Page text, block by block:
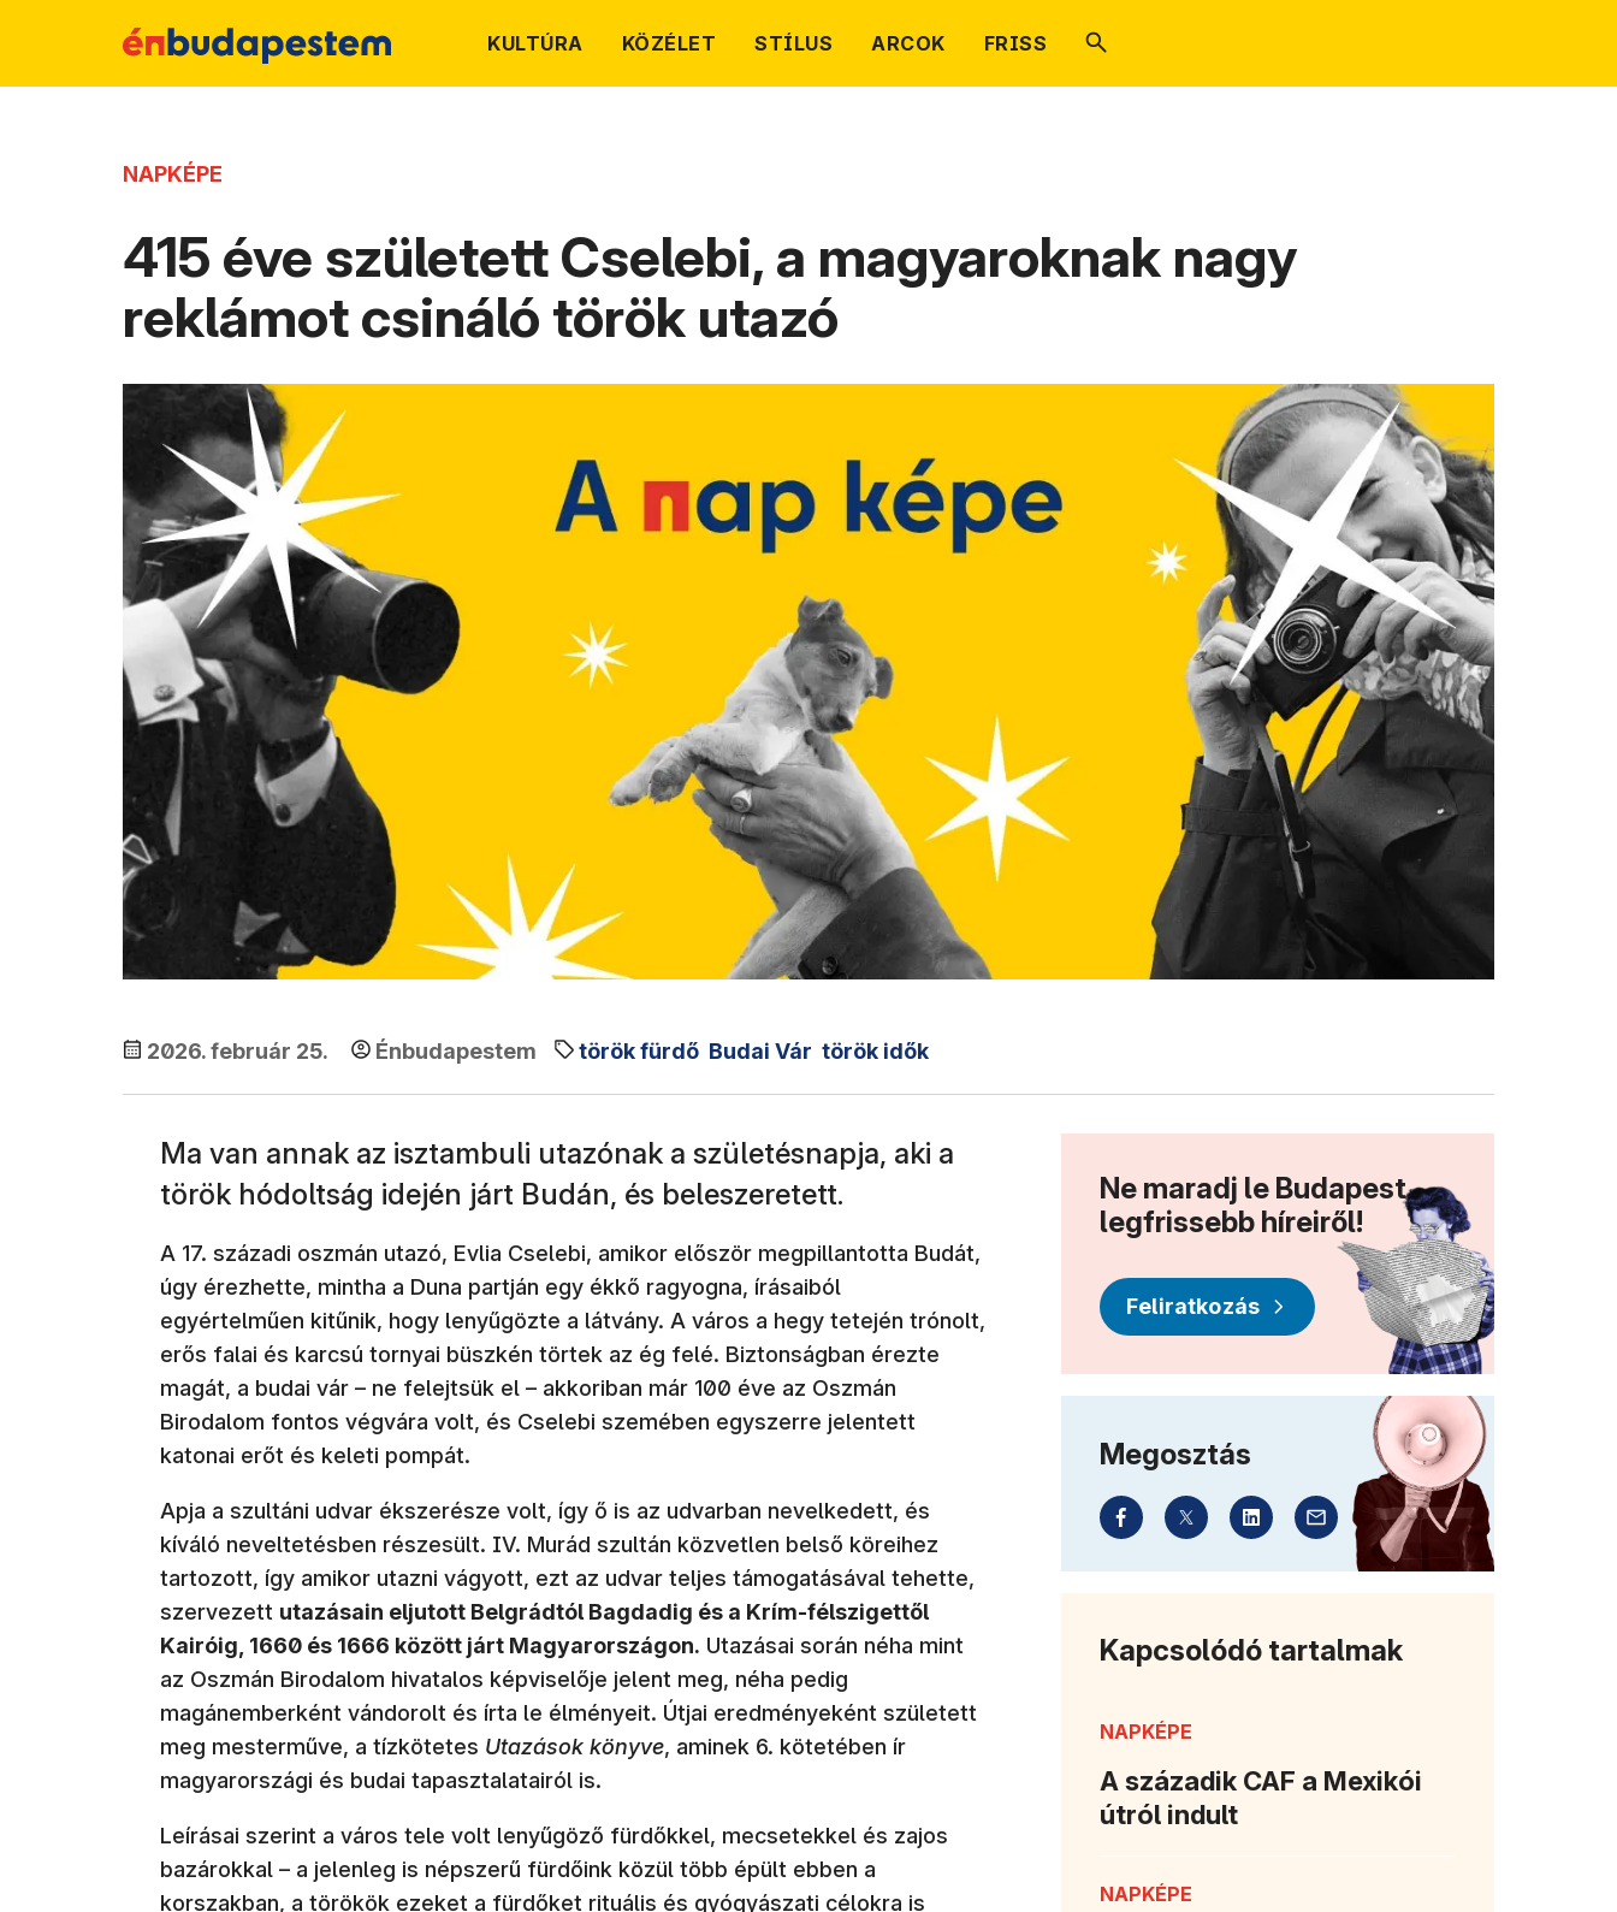
KULTÚRA KÖZÉLET STÍLUS ARCOK FRISS
NAPKÉPE
415 éve született Cselebi, a magyaroknak nagy
reklámot csináló török utazó
2026. február 25. Énbudapestem török fürdő Budai Vár török idők
Ma van annak az isztambuli utazónak a születésnapja, aki a
török hódoltság idején járt Budán, és beleszeretett.
A 17. századi oszmán utazó, Evlia Cselebi, amikor először megpillantotta Budát,
úgy érezhette, mintha a Duna partján egy ékkő ragyogna, írásaiból
egyértelműen kitűnik, hogy lenyűgözte a látvány. A város a hegy tetején trónolt,
erős falai és karcsú tornyai büszkén törtek az ég felé. Biztonságban érezte
magát, a budai vár – ne felejtsük el – akkoriban már 100 éve az Oszmán
Birodalom fontos végvára volt, és Cselebi szemében egyszerre jelentett
katonai erőt és keleti pompát.
Apja a szultáni udvar ékszerésze volt, így ő is az udvarban nevelkedett, és
kíváló neveltetésben részesült. IV. Murád szultán közvetlen belső köreihez
tartozott, így amikor utazni vágyott, ezt az udvar teljes támogatásával tehette,
szervezett utazásain eljutott Belgrádtól Bagdadig és a Krím-félszigettől
Kairóig, 1660 és 1666 között járt Magyarországon. Utazásai során néha mint
az Oszmán Birodalom hivatalos képviselője jelent meg, néha pedig
magánemberként vándorolt és írta le élményeit. Útjai eredményeként született
meg mesterműve, a tízkötetes Utazások könyve, aminek 6. kötetében ír
magyarországi és budai tapasztalatairól is.
Leírásai szerint a város tele volt lenyűgöző fürdőkkel, mecsetekkel és zajos
bazárokkal – a jelenleg is népszerű fürdőink közül több épült ebben a
korszakban, a törökök ezeket a fürdőket rituális és gyógyászati célokra is
Ne maradj le Budapest
legfrissebb híreiről!
Feliratkozás
Megosztás
Kapcsolódó tartalmak
NAPKÉPE
A századik CAF a Mexikói
útról indult
NAPKÉPE